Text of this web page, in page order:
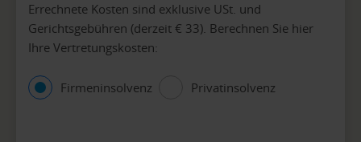
Errechnete Kosten sind exklusive USt. und
Gerichtsgebühren (derzeit € 33). Berechnen Sie hier
Ihre Vertretungskosten:
Firmeninsolvenz Privatinsolvenz